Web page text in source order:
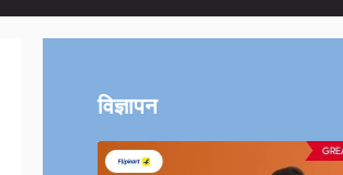
विज्ञापन